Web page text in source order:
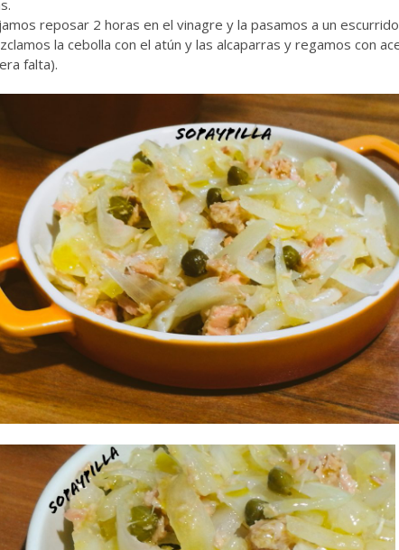
reposar 2 horas en el vinagre y la pasamos a un
la cebolla con el atún y las alcaparras y regamos con
falta).